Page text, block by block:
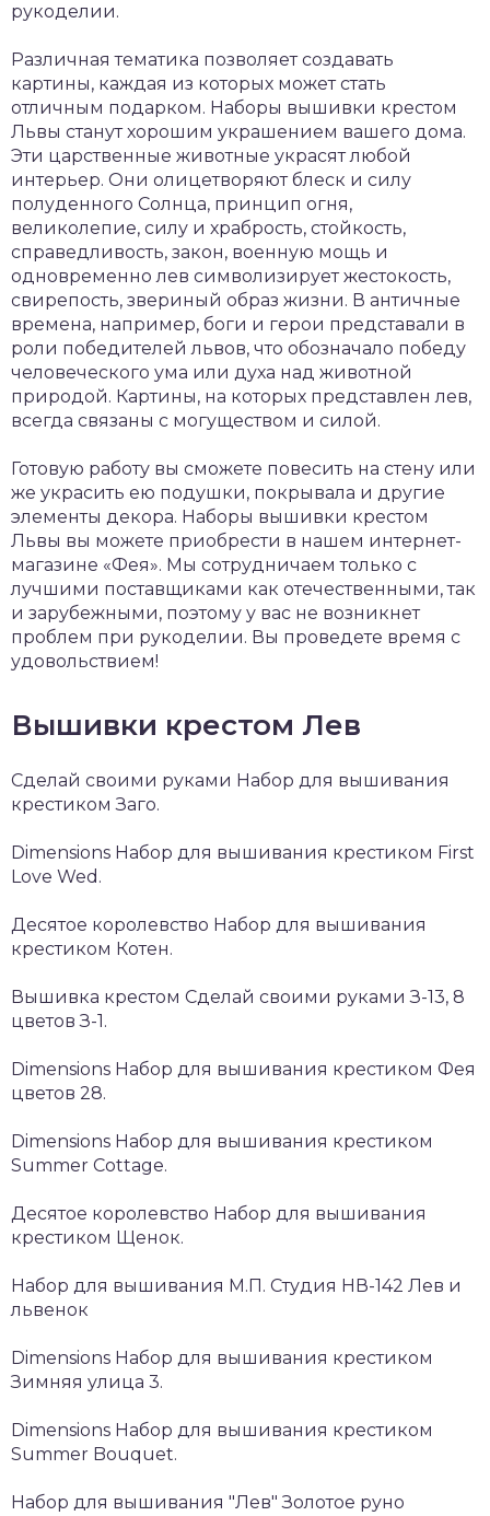
рукоделии.
Различная тематика позволяет создавать
картины, каждая из которых может стать
отличным подарком. Наборы вышивки крестом
Львы станут хорошим украшением вашего дома.
Эти царственные животные украсят любой
интерьер. Они олицетворяют блеск и силу
полуденного Солнца, принцип огня,
великолепие, силу и храбрость, стойкость,
справедливость, закон, военную мощь и
одновременно лев символизирует жестокость,
свирепость, звериный образ жизни. В античные
времена, например, боги и герои представали в
роли победителей львов, что обозначало победу
человеческого ума или духа над животной
природой. Картины, на которых представлен лев,
всегда связаны с могуществом и силой.
Готовую работу вы сможете повесить на стену или
же украсить ею подушки, покрывала и другие
элементы декора. Наборы вышивки крестом
Львы вы можете приобрести в нашем интернет-
магазине «Фея». Мы сотрудничаем только с
лучшими поставщиками как отечественными, так
и зарубежными, поэтому у вас не возникнет
проблем при рукоделии. Вы проведете время с
удовольствием!
Вышивки крестом Лев
Сделай своими руками Набор для вышивания
крестиком Заго.
Dimensions Набор для вышивания крестиком First
Love Wed.
Десятое королевство Набор для вышивания
крестиком Котен.
Вышивка крестом Сделай своими руками З-13, 8
цветов З-1.
Dimensions Набор для вышивания крестиком Фея
цветов 28.
Dimensions Набор для вышивания крестиком
Summer Cottage.
Десятое королевство Набор для вышивания
крестиком Щенок.
Набор для вышивания М.П. Студия НВ-142 Лев и
львенок
Dimensions Набор для вышивания крестиком
Зимняя улица 3.
Dimensions Набор для вышивания крестиком
Summer Bouquet.
Набор для вышивания "Лев" Золотое руно